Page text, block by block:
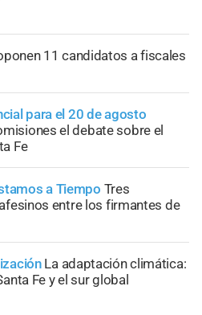
11 candidatos a fiscales
para el 20 de agosto
el debate sobre el
Fe
a Tiempo Tres
entre los firmantes de
La adaptación climática:
Fe y el sur global